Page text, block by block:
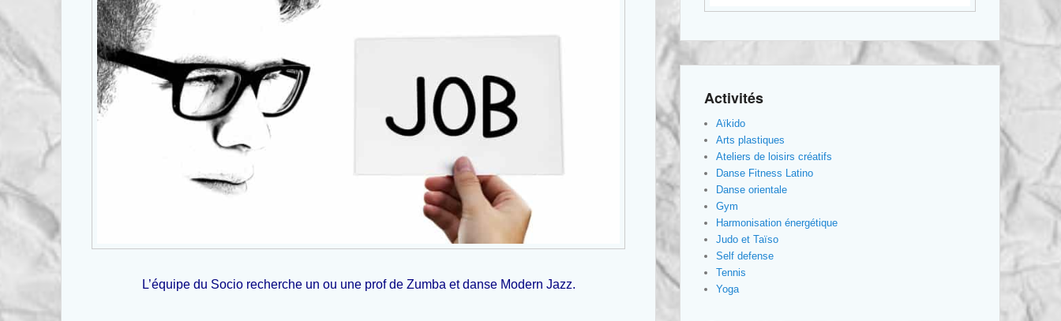
L’équipe du Socio recherche un ou une prof de Zumba et danse Modern Jazz.
Activités
Aïkido
Arts plastiques
Ateliers de loisirs créatifs
Danse Fitness Latino
Danse orientale
Gym
Harmonisation énergétique
Judo et Taïso
Self defense
Tennis
Yoga